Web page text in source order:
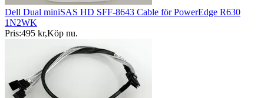
Dell Dual miniSAS HD SFF-8643 Cable för PowerEdge R630
1N2WK
Pris:495 kr,Köp nu.